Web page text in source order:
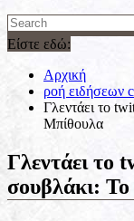
Είστε εδώ:
Αρχική
ροή ειδήσεων
Γλεντάει το
Μπίθουλα
Γλεντάει το
σουβλάκι: